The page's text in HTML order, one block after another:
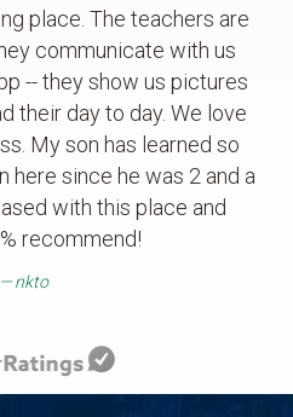
place. The teachers are
communicate with us
-- they show us pictures
their day to day. We love
My son has learned so
here since he was 2 and a
with this place and
recommend!
nkto